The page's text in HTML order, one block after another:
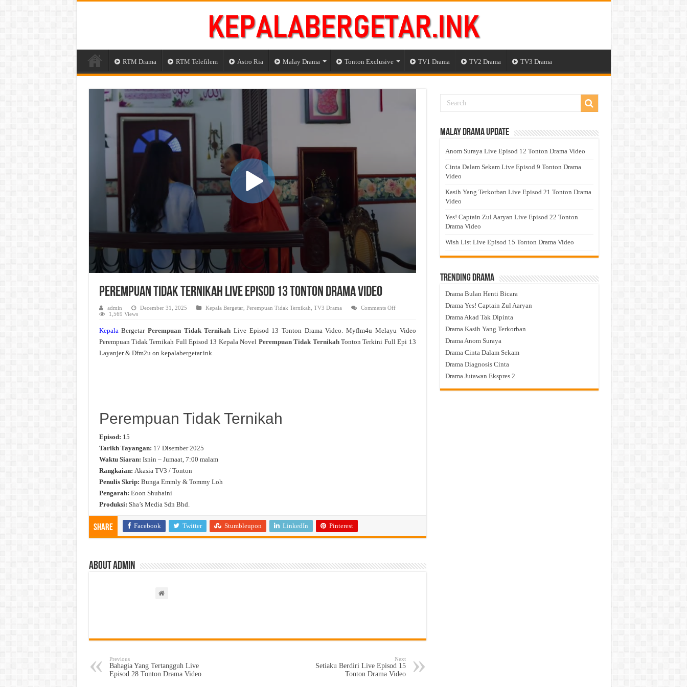
RTM Drama RTM Telefilem Astro Ria Malay Drama Tonton Exclusive TV1 Drama TV2 Drama TV3 Drama
Perempuan Tidak Ternikah Live Episod 13 Tonton Drama Video
admin December 31, 2025 Kepala Bergetar, Perempuan Tidak Ternikah TV3 Drama Comments Offon
Live
13
1,569 Views
KepalaBergetar Perempuan Tidak Ternikah Live Episod 13 Tonton Drama Video. Myflm4u Melayu Video
Perempuan Tidak Ternikah Full Episod 13 Kepala Novel Perempuan Tidak Ternikah Tonton Terkini Full Epi 13
Layanjer & Dfm2u on kepalabergetar.ink.
Perempuan Tidak Ternikah
Episod: 15
Tarikh Tayangan: 17 Disember 2025
Waktu Siaran: Isnin – Jumaat, 7:00 malam
Rangkaian: Akasia TV3 / Tonton
Penulis Skrip: Bunga Emmly & Tommy Loh
Pengarah: Eoon Shuhaini
Produksi: Sha’s Media Sdn Bhd.
Share Facebook Twitter Stumbleupon LinkedIn Pinterest
About admin
Previous
Bahagia Yang Tertangguh Live
Episod 28 Tonton Drama Video
Next
Setiaku Berdiri Live Episod 15
Tonton Drama Video
Malay Drama Update
Anom Suraya Live Episod 12 Tonton Drama Video
Cinta Dalam Sekam Live Episod 9 Tonton Drama
Video
Kasih Yang Terkorban Live Episod 21 Tonton Drama
Video
Yes! Captain Zul Aaryan Live Episod 22 Tonton
Drama Video
Wish List Live Episod 15 Tonton Drama Video
Trending Drama
Drama Bulan Henti Bicara
Drama Yes! Captain Zul Aaryan
Drama Akad Tak Dipinta
Drama Kasih Yang Terkorban
Drama Anom Suraya
Drama Cinta Dalam Sekam
Drama Diagnosis Cinta
Drama Jutawan Ekspres 2